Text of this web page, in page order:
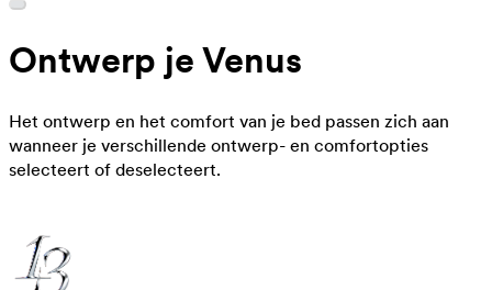
Ontwerp je Venus
Het ontwerp en het comfort van je bed passen zich aan
wanneer je verschillende ontwerp- en comfortopties
selecteert of deselecteert.